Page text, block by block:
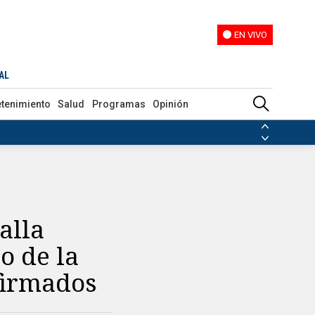
EN VIVO
Salud Programas Opinión
confirmados
de la